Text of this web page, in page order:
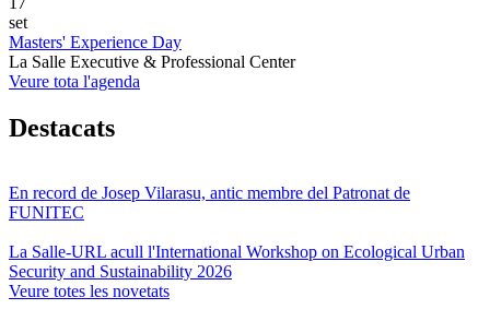
set
Masters' Experience Day
La Salle Executive & Professional Center
Veure tota l'agenda
Destacats
En record de Josep Vilarasu, antic membre del Patronat de
FUNITEC
La Salle-URL acull l'International Workshop on Ecological Urban
Security and Sustainability 2026
Veure totes les novetats